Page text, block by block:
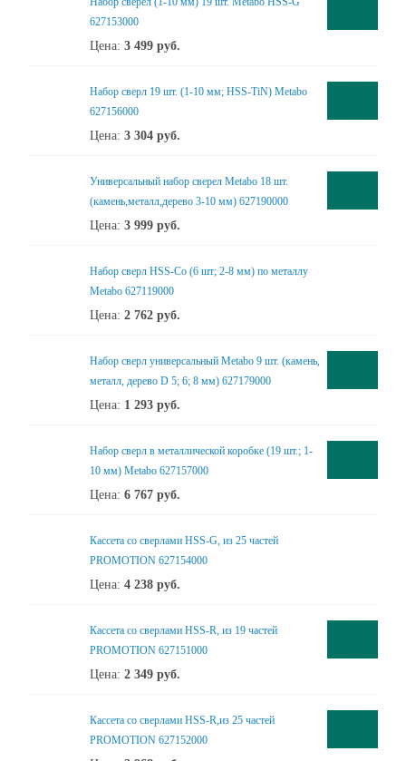
627153000
Цена: 3 499 руб.
Набор сверл 19 шт. (1-10 мм; HSS-TiN) Metabo
627156000
Цена: 3 304 руб.
Универсальный набор сверел Metabo 18 шт.
(камень,металл,дерево 3-10 мм) 627190000
Цена: 3 999 руб.
Набор сверл HSS-Co (6 шт; 2-8 мм) по металлу
Metabo 627119000
Цена: 2 762 руб.
Набор сверл универсальный Metabo 9 шт. (камень,
металл, дерево D 5; 6; 8 мм) 627179000
Цена: 1 293 руб.
Набор сверл в металлической коробке (19 шт.; 1-
10 мм) Metabo 627157000
Цена: 6 767 руб.
Кассета со сверлами HSS-G, из 25 частей
PROMOTION 627154000
Цена: 4 238 руб.
Кассета со сверлами HSS-R, из 19 частей
PROMOTION 627151000
Цена: 2 349 руб.
Кассета со сверлами HSS-R,из 25 частей
PROMOTION 627152000